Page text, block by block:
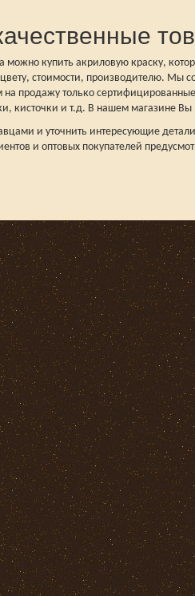
купить акриловую краску,
стоимости, производителю. Мы
продажу только
кисточки и т.д. В нашем магазине
и уточнить интересующие
и оптовых покупателей